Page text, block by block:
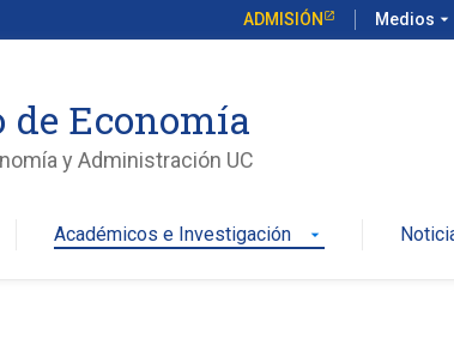
ADMISIÓN Medios arrow_drop_down
Economía
y Administración UC
Académicos e Investigación arrow_drop_down